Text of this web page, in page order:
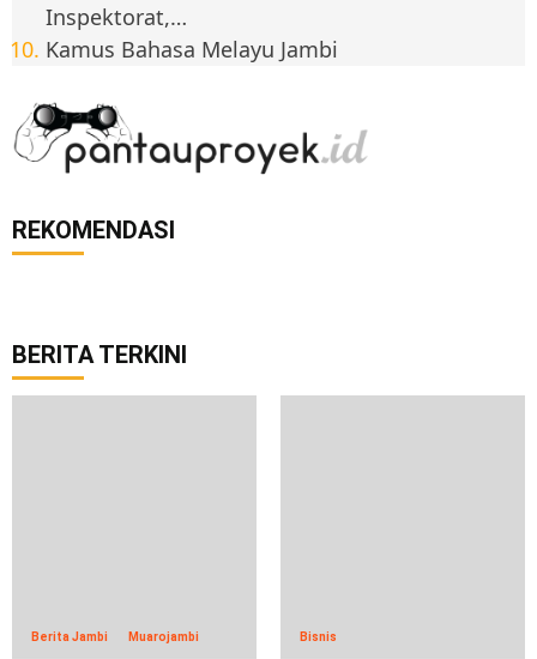
Inspektorat,…
Kamus Bahasa Melayu Jambi
REKOMENDASI
BERITA TERKINI
Berita Jambi Muarojambi Bisnis